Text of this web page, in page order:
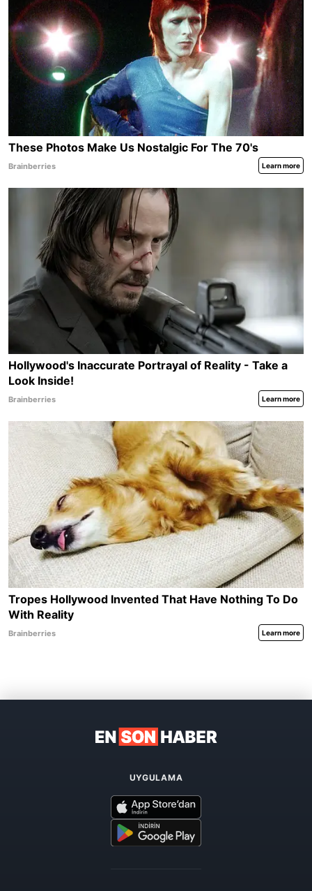
UYGULAMA